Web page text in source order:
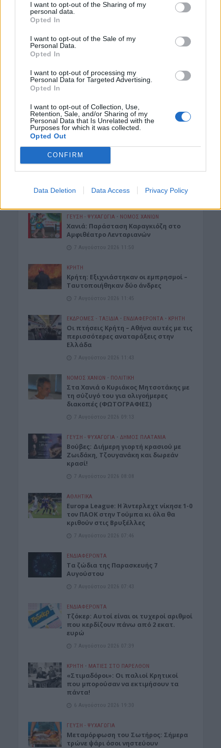
I want to opt-out of the Sharing of my
personal data.
Opted In
I want to opt-out of the Sale of my
Personal Data.
Opted In
I want to opt-out of processing my
Personal Data for Targeted Advertising.
Opted In
I want to opt-out of Collection, Use,
Retention, Sale, and/or Sharing of my
Personal Data that Is Unrelated with the
Purposes for which it was collected.
Opted Out
CONFIRM
Data Deletion Data Access Privacy Policy
καταγγελίες για ελλείψεις, πίεση και
ωράρια
ΕΚΚΛΗΣΙΑ
Κωνσταντινούπολη
7 Αυγούστου 2026 12:06
ΝΟΜΌΣ ΧΑΝΊΩΝ
Χανιά: Ξάπλωσε να κάνει
ηλιοθεραπεία και πέθανε!
ΓΕΎΣΗ - ΨΥΧΑΓΩΓΊΑ
Χανιά: Η παράσταση «Ο Σώζων
7 Αυγούστου 2026 12:02
ΓΕΎΣΗ - ΨΥΧΑΓΩΓΊΑ • ΝΟΜΌΣ ΧΑΝΊΩΝ
Xανιά: Παράσταση Καραγκιόζη στο
Αμφιθέατρο Λενταριανών
7 Αυγούστου 2026 11:50
ΚΡΗΤΗ
Κρήτη: Εξιχνιάστηκαν οι εμπρησμοί –
Ταυτοποιήθηκαν δύο άνδρες
7 Αυγούστου 2026 11:45
ΕΚΔΡΟΜΈΣ - ΤΑΞΊΔΙΑ • ΕΝΔΙΑΦΕΡΟΝΤΑ • ΚΡΗΤΗ
Οι πτήσεις Κρήτη – Αθήνα αυτές με τις
περισσότερες αναταράξεις στην
Ελλάδα
7 Αυγούστου 2026 11:43
ΝΟΜΌΣ ΧΑΝΊΩΝ • ΠΟΛΙΤΙΚΗ
Στα Χανιά ο Κυριάκος Μητσοτάκης με
τη σύζυγό του για ολιγοήμερες
διακοπές (ΦΩΤΟΓΡΑΦΙΕΣ)
7 Αυγούστου 2026 09:13
ΓΕΎΣΗ - ΨΥΧΑΓΩΓΊΑ • ΔΉΜΟΣ ΠΛΑΤΑΝΙΆ
Βούβες: Διήμερη γιορτή κρασιού με
Ζωιδάκη, Τζουγανάκη και δωρεάν
κρασί!
7 Αυγούστου 2026 08:08
ΑΘΛΗΤΙΚΑ
Europa League: Η Άντερλεχτ νίκησε 1-0
τον ΠΑΟΚ στην Τούμπα κι όλα θα
κριθούν στις Βρυξέλλες
7 Αυγούστου 2026 07:46
ΕΝΔΙΑΦΕΡΟΝΤΑ
Tα ζώδια της Παρασκευής 7
Αυγούστου
7 Αυγούστου 2026 07:43
ΕΝΔΙΑΦΕΡΟΝΤΑ
Τζόκερ: Αυτοί είναι οι τυχεροί αριθμοί
που κερδίζουν πάνω από 2 εκατ.
ευρώ
7 Αυγούστου 2026 07:39
ΚΡΗΤΗ • ΜΑΤΙΕΣ ΣΤΟ ΠΑΡΕΛΘΟΝ
«Στιμαδόροι»: Οι παλιοί Κρητικοί
που μπορούσαν να εκτιμήσουν τα
πάντα!
6 Αυγούστου 2026 19:30
ΓΕΎΣΗ - ΨΥΧΑΓΩΓΊΑ
Μεταμόρφωση του Σωτήρος: Σήμερα
τρώνε ψάρι όσοι νηστεύουν